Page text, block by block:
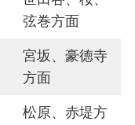
弦巻方面
宮坂、豪徳寺
方面
松原、赤堤方